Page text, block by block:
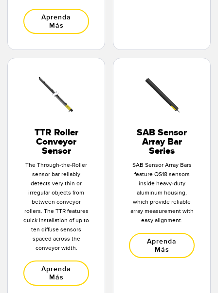
Aprenda
Más
TTR Roller
Conveyor
Sensor
The Through-the-Roller
sensor bar reliably
detects very thin or
irregular objects from
between conveyor
rollers. The TTR features
quick installation of up to
ten diffuse sensors
spaced across the
conveyor width.
Aprenda
Más
SAB Sensor
Array Bar
Series
SAB Sensor Array Bars
feature QS18 sensors
inside heavy-duty
aluminum housing,
which provide reliable
array measurement with
easy alignment.
Aprenda
Más